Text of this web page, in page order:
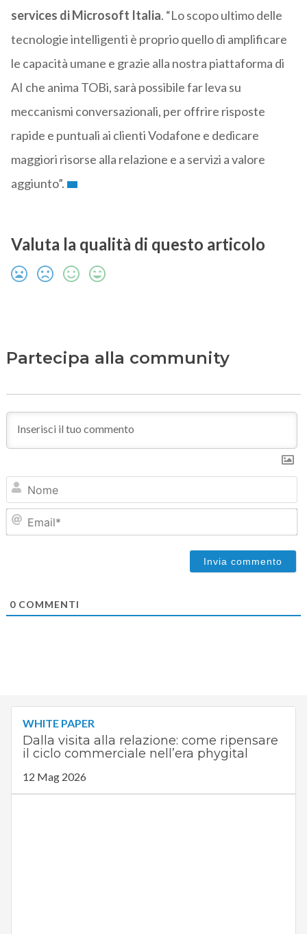
services di Microsoft Italia. “Lo scopo ultimo delle
tecnologie intelligenti è proprio quello di amplificare
le capacità umane e grazie alla nostra piattaforma di
AI che anima TOBi, sarà possibile far leva su
meccanismi conversazionali, per offrire risposte
rapide e puntuali ai clienti Vodafone e dedicare
maggiori risorse alla relazione e a servizi a valore
aggiunto”.
Valuta la qualità di questo articolo
Partecipa alla community
0COMMENTI
WHITE PAPER
Dalla visita alla relazione: come ripensare
il ciclo commerciale nell’era phygital
12 Mag 2026